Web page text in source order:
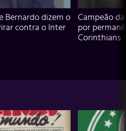
Bernardo dizem o
contra o Inter
Campeão
por
Corinthians